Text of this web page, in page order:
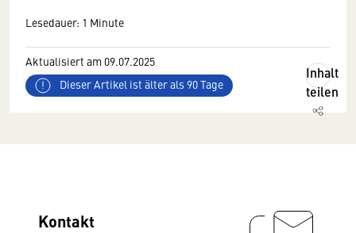
Lesedauer: 1 Minute
Aktualisiert am 09.07.2025
Dieser Artikel ist älter als 90 Tage
Inhalt
teilen
Kontakt